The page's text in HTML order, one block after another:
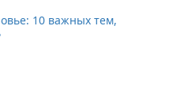
10 важных тем,